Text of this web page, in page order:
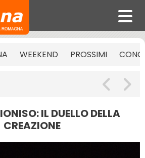
WEEKEND PROSSIMI
IL DUELLO DELLA
CREAZIONE